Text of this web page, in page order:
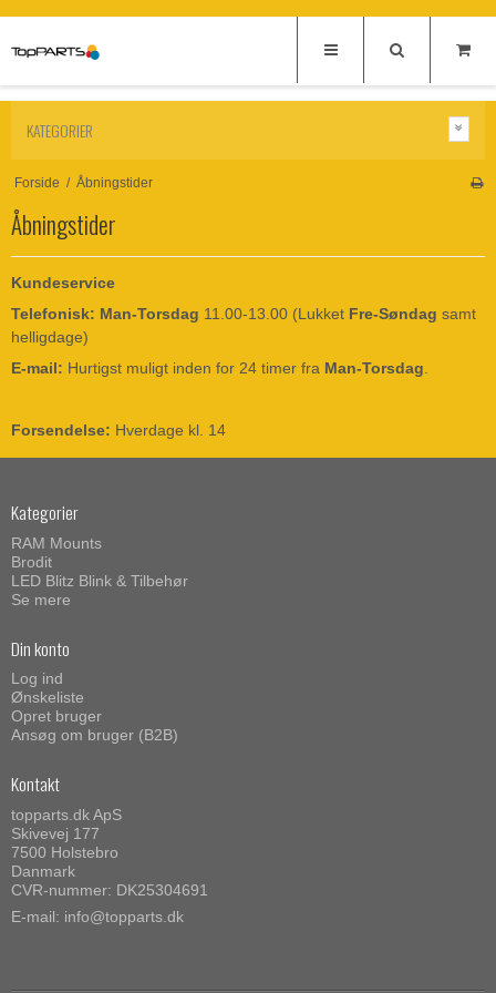
KATEGORIER
Forside / Åbningstider
Åbningstider
Kundeservice
Telefonisk: Man-Torsdag 11.00-13.00 (Lukket Fre-Søndag samt
helligdage)
E-mail: Hurtigst muligt inden for 24 timer fra Man-Torsdag.
Forsendelse: Hverdage kl. 14
Kategorier
RAM Mounts
Brodit
LED Blitz Blink & Tilbehør
Se mere
Din konto
Log ind
Ønskeliste
Opret bruger
Ansøg om bruger (B2B)
Kontakt
topparts.dk ApS
Skivevej 177
7500 Holstebro
Danmark
CVR-nummer: DK25304691
E-mail: info@topparts.dk